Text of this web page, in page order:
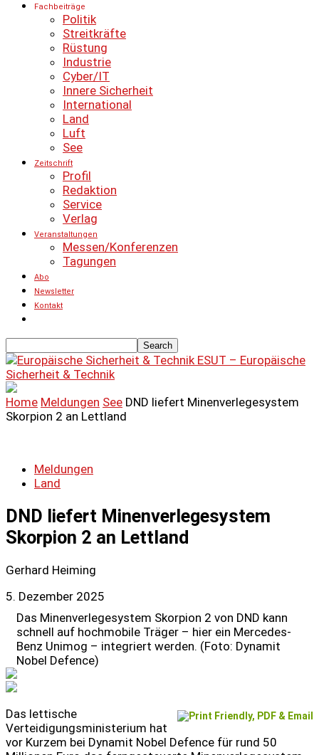
Fachbeiträge
Politik
Streitkräfte
Rüstung
Industrie
Cyber/IT
Innere Sicherheit
International
Land
Luft
See
Zeitschrift
Profil
Redaktion
Service
Verlag
Veranstaltungen
Messen/Konferenzen
Tagungen
Abo
Newsletter
Kontakt
ESUT – Europäische
Sicherheit & Technik
Home Meldungen See DND liefert Minenverlegesystem
Skorpion 2 an Lettland
Meldungen
Land
DND liefert Minenverlegesystem
Skorpion 2 an Lettland
Gerhard Heiming
5. Dezember 2025
Das Minenverlegesystem Skorpion 2 von DND kann
schnell auf hochmobile Träger – hier ein Mercedes-
Benz Unimog – integriert werden. (Foto: Dynamit
Nobel Defence)
Das lettische
Verteidigungsministerium hat
vor Kurzem bei Dynamit Nobel Defence für rund 50